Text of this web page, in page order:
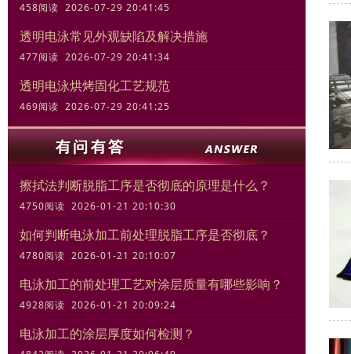
458阅读 2026-07-29 20:41:45
透明电泳常见外观缺陷及解决措施
477阅读 2026-07-29 20:41:34
透明电泳烘烤固化工艺规范
469阅读 2026-07-29 20:41:25
擦拭法判断脱脂工序是否彻底的原理是什么？
4750阅读 2026-01-21 20:10:30
如何判断电泳加工前处理脱脂工序是否彻底？
4780阅读 2026-01-21 20:10:07
电泳加工的前处理工艺对涂层质量有哪些影响？
4928阅读 2026-01-21 20:09:24
电泳加工的涂层厚度如何检测？